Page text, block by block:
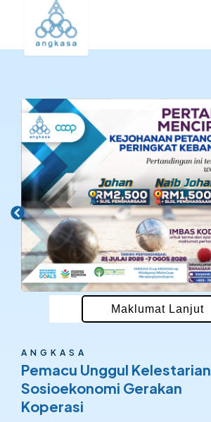
Maklumat Lanjut
ANGKASA
Pemacu Unggul Kelestarian
Sosioekonomi Gerakan
Koperasi